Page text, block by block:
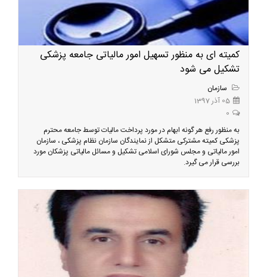
کمیته ای به منظور تسهیل امور مالیاتی جامعه پزشکی
تشکیل می شود
سازمان
05 آذر 1397
0
به منظور رفع هر گونه ابهام در مورد پرداخت مالیات توسط جامعه محترم
پزشکی کمیته مشترکی متشکل از نمایندگان سازمان نظام پزشکی ، سازمان
امور مالیاتی و مجلس شورای اسلامی تشکیل و مسائل مالیاتی پزشکان مورد
بررسی قرار می گیرد.